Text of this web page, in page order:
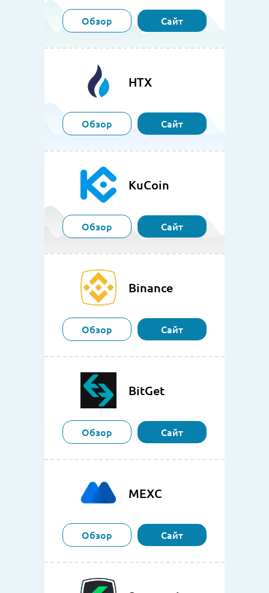
Обзор Сайт
HTX
Обзор Сайт
KuCoin
Обзор Сайт
Binance
Обзор Сайт
BitGet
Обзор Сайт
MEXC
Обзор Сайт